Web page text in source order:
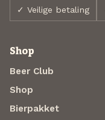
✓ Veilige betaling
Shop
Beer Club
Shop
Bierpakket